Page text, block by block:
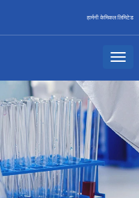
हार्मनी केमिकल लिमिटेड